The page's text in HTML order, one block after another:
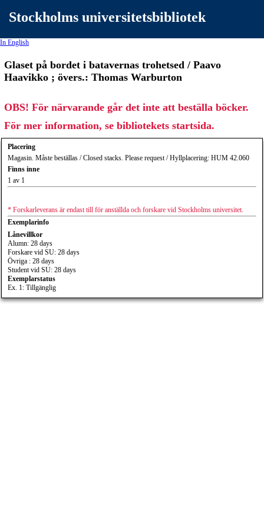
Stockholms universitetsbibliotek
In English
Glaset på bordet i batavernas trohetsed / Paavo
Haavikko ; övers.: Thomas Warburton
OBS! För närvarande går det inte att beställa böcker.
För mer information, se bibliotekets startsida.
Placering
Magasin. Måste beställas / Closed stacks. Please request / Hyllplacering: HUM 42.060
Finns inne
1 av 1
* Forskarleverans är endast till för anställda och forskare vid Stockholms universitet.
Exemplarinfo
Lånevillkor
Alumn: 28 days
Forskare vid SU: 28 days
Övriga : 28 days
Student vid SU: 28 days
Exemplarstatus
Ex. 1: Tillgänglig